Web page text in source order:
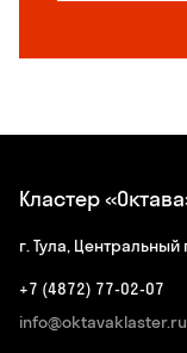
Кластер
г. Тула,
+7 (4872) 77-02-07
info@oktavaklaster.ru